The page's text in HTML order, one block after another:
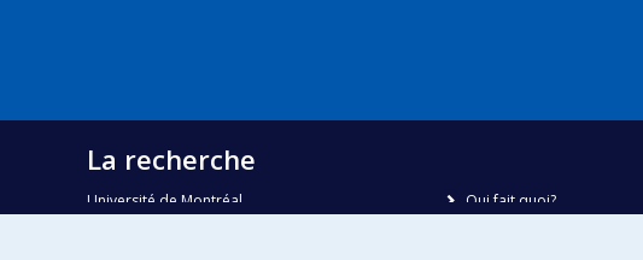
La recherche
Université de Montréal
Qui fait quoi?